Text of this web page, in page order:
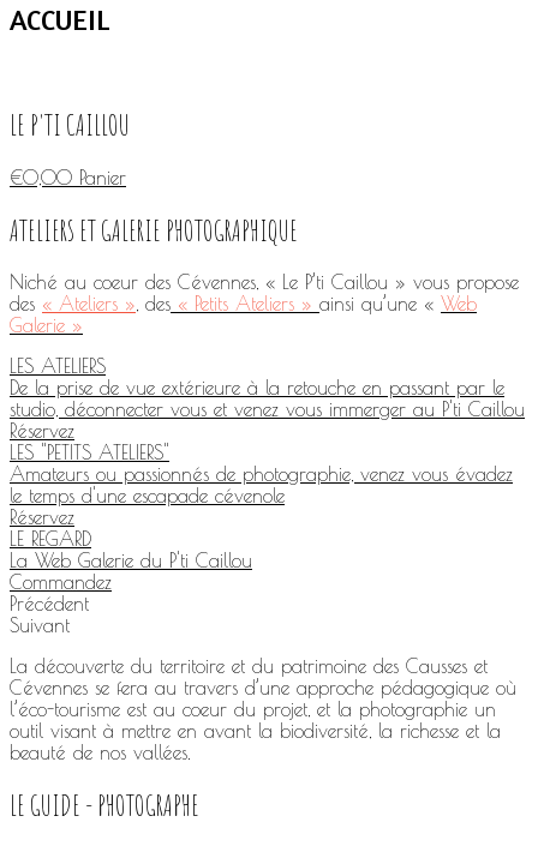
ACCUEIL
LE P'TI CAILLOU
€0,00 Panier
ATELIERS ET GALERIE PHOTOGRAPHIQUE
Niché au coeur des Cévennes, « Le P’ti Caillou » vous propose
des « Ateliers » , des « Petits Ateliers » ainsi qu’une « Web
Galerie »
LES ATELIERS
De la prise de vue extérieure à la retouche en passant par le
studio, déconnecter vous et venez vous immerger au P'ti Caillou
Réservez
LES "PETITS ATELIERS"
Amateurs ou passionnés de photographie, venez vous évadez
le temps d'une escapade cévenole
Réservez
LE REGARD
La Web Galerie du P'ti Caillou
Commandez
Précédent
Suivant
La découverte du territoire et du patrimoine des Causses et
Cévennes se fera au travers d’une approche pédagogique où
l’éco-tourisme est au coeur du projet, et la photographie un
outil visant à mettre en avant la biodiversité, la richesse et la
beauté de nos vallées.
LE GUIDE - PHOTOGRAPHE